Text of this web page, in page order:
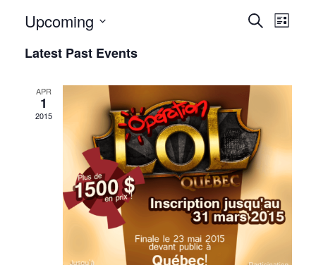
Events
Views
SearchEvent
List
Upcoming
date.
Latest Past Events
APR
1
2015